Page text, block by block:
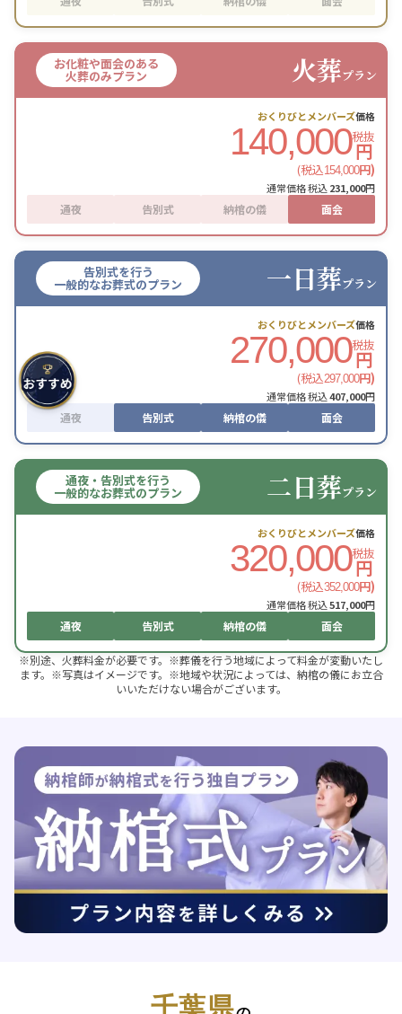
お化粧や面会のある
火葬のみプラン 火葬プラン
おくりびとメンバーズ価格
140,000税抜
円
(税込154,000円)
通常価格 税込231,000円
通夜 告別式 納棺の儀 面会
告別式を行う
一般的なお葬式のプラン 一日葬プラン
おくりびとメンバーズ価格
270,000税抜
円
(税込297,000円)
通常価格 税込407,000円
通夜 告別式 納棺の儀 面会
通夜・告別式を行う
一般的なお葬式のプラン 二日葬プラン
おくりびとメンバーズ価格
320,000税抜
円
(税込352,000円)
通常価格 税込517,000円
通夜 告別式 納棺の儀 面会
※別途、火葬料金が必要です。※葬儀を行う地域によって料金が変動いたし
ます。※写真はイメージです。※地域や状況によっては、納棺の儀にお立合
いいただけない場合がございます。
千葉県